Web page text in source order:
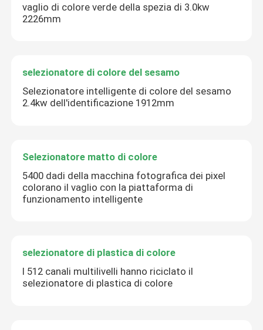
vaglio di colore verde della spezia di 3.0kw
2226mm
selezionatore di colore del sesamo
Selezionatore intelligente di colore del sesamo
2.4kw dell'identificazione 1912mm
Selezionatore matto di colore
5400 dadi della macchina fotografica dei pixel
colorano il vaglio con la piattaforma di
funzionamento intelligente
selezionatore di plastica di colore
I 512 canali multilivelli hanno riciclato il
selezionatore di plastica di colore